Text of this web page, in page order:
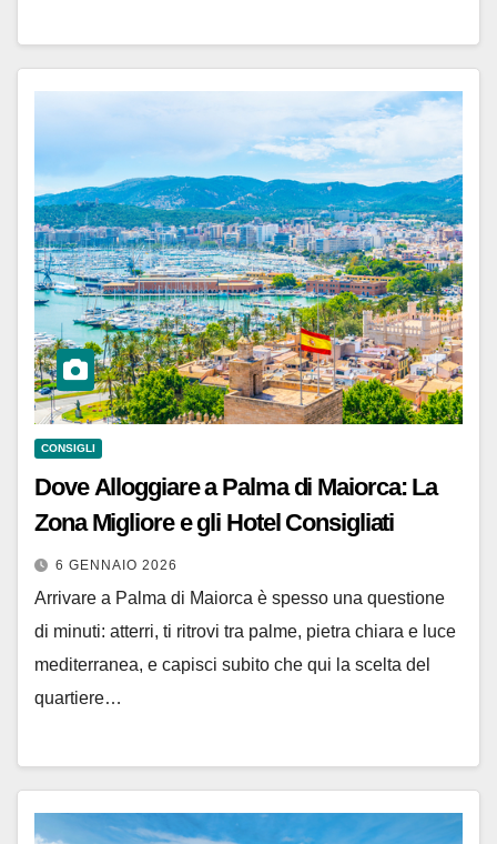
CONSIGLI
Dove Alloggiare a Palma di Maiorca: La
Zona Migliore e gli Hotel Consigliati
6 GENNAIO 2026
Arrivare a Palma di Maiorca è spesso una questione
di minuti: atterri, ti ritrovi tra palme, pietra chiara e luce
mediterranea, e capisci subito che qui la scelta del
quartiere…